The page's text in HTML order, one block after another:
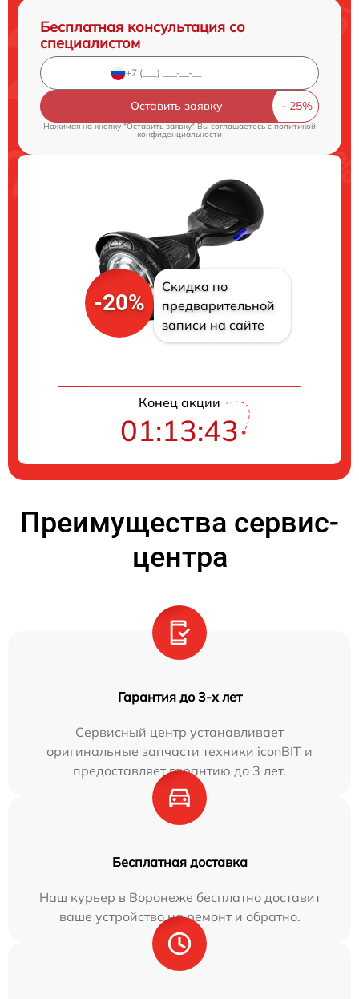
Бесплатная консультация со
специалистом
Оставить заявку
Нажимая на кнопку "Оставить заявку" Вы соглашаетесь cполитикой
конфиденциальности
-20%
Скидка по
предварительной
записи на сайте
Конец акции
01:13:42
Преимущества сервис-
центра
Гарантия до 3-х лет
Сервисный центр устанавливает
оригинальные запчасти техники iconBIT и
предоставляет гарантию до 3 лет.
Бесплатная доставка
Наш курьер в Воронеже бесплатно доставит
ваше устройство на ремонт и обратно.